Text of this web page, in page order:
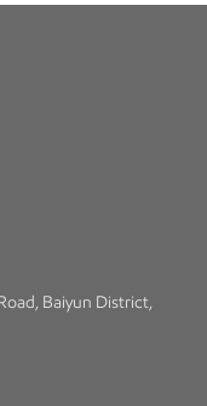
Baiyun District,